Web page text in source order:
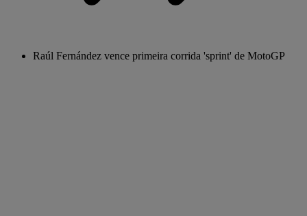
Raúl Fernández vence primeira corrida 'sprint' de MotoGP